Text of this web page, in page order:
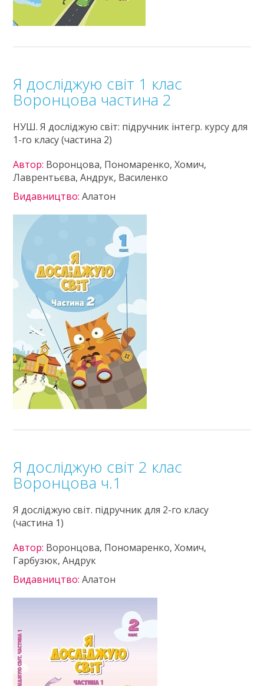
Я досліджую світ 1 клас
Воронцова частина 2
НУШ. Я досліджую світ: підручник інтегр. курсу для
1-го класу (частина 2)
Автор: Воронцова, Пономаренко, Хомич,
Лаврентьєва, Андрук, Василенко
Видавництво:Алатон
Я досліджую світ 2 клас
Воронцова ч.1
Я досліджую світ. підручник для 2-го класу
(частина 1)
Автор: Воронцова, Пономаренко, Хомич,
Гарбузюк, Андрук
Видавництво:Алатон